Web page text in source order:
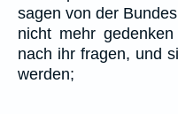
sagen von der
nicht mehr
nach ihr fragen, und
werden;